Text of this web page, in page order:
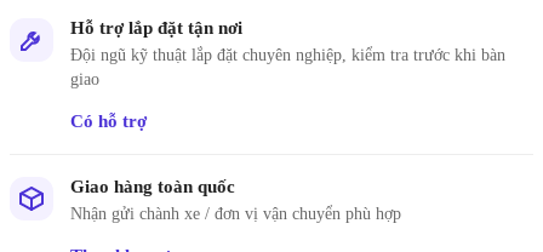
Hỗ trợ lắp đặt tận nơi
Đội ngũ kỹ thuật lắp đặt chuyên nghiệp, kiểm tra trước khi bàn
giao
Có hỗ trợ
Giao hàng toàn quốc
Nhận gửi chành xe / đơn vị vận chuyển phù hợp